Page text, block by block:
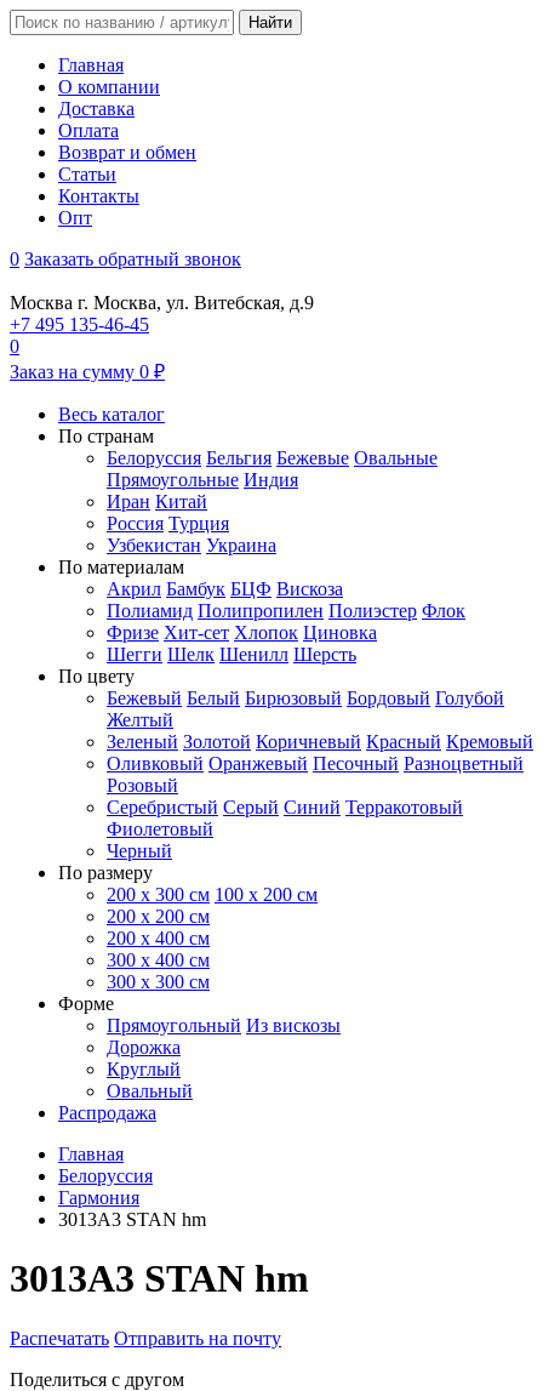
Главная
О компании
Доставка
Оплата
Возврат и обмен
Статьи
Контакты
Опт
0 Заказать обратный звонок
Москва г. Москва, ул. Витебская, д.9
+7 495 135-46-45
0
Заказ на сумму 0 ₽
Весь каталог
По странам
Белоруссия Бельгия Бежевые Овальные
Прямоугольные Индия
Иран Китай
Россия Турция
Узбекистан Украина
По материалам
Акрил Бамбук БЦФ Вискоза
Полиамид Полипропилен Полиэстер Флок
Фризе Хит-сет Хлопок Циновка
Шегги Шелк Шенилл Шерсть
По цвету
Бежевый Белый Бирюзовый Бордовый Голубой
Желтый
Зеленый Золотой Коричневый Красный Кремовый
Оливковый Оранжевый Песочный Разноцветный
Розовый
Серебристый Серый Синий Терракотовый
Фиолетовый
Черный
По размеру
200 х 300 см 100 х 200 см
200 x 200 см
200 x 400 см
300 x 400 см
300 x 300 см
Форме
Прямоугольный Из вискозы
Дорожка
Круглый
Овальный
Распродажа
Главная
Белоруссия
Гармония
3013A3 STAN hm
3013A3 STAN hm
Распечатать Отправить на почту
Поделиться с другом